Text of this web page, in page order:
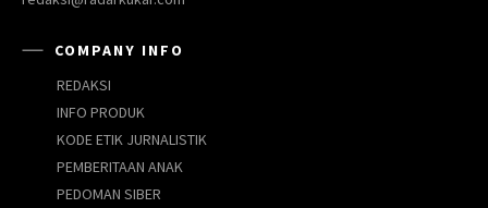
COMPANY INFO
REDAKSI
INFO PRODUK
KODE ETIK JURNALISTIK
PEMBERITAAN ANAK
PEDOMAN SIBER